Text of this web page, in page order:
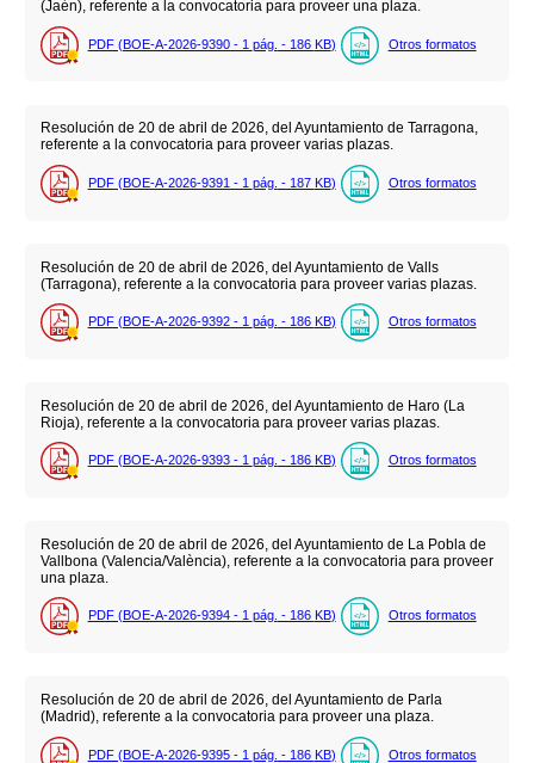
(Jaén), referente a la convocatoria para proveer una plaza.
PDF (BOE-A-2026-9390 - 1 pág. - 186 KB) Otros formatos
Resolución de 20 de abril de 2026, del Ayuntamiento de Tarragona,
referente a la convocatoria para proveer varias plazas.
PDF (BOE-A-2026-9391 - 1 pág. - 187 KB) Otros formatos
Resolución de 20 de abril de 2026, del Ayuntamiento de Valls
(Tarragona), referente a la convocatoria para proveer varias plazas.
PDF (BOE-A-2026-9392 - 1 pág. - 186 KB) Otros formatos
Resolución de 20 de abril de 2026, del Ayuntamiento de Haro (La
Rioja), referente a la convocatoria para proveer varias plazas.
PDF (BOE-A-2026-9393 - 1 pág. - 186 KB) Otros formatos
Resolución de 20 de abril de 2026, del Ayuntamiento de La Pobla de
Vallbona (Valencia/València), referente a la convocatoria para proveer
una plaza.
PDF (BOE-A-2026-9394 - 1 pág. - 186 KB) Otros formatos
Resolución de 20 de abril de 2026, del Ayuntamiento de Parla
(Madrid), referente a la convocatoria para proveer una plaza.
PDF (BOE-A-2026-9395 - 1 pág. - 186 KB) Otros formatos